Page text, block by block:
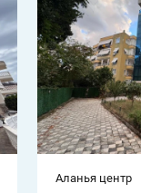
Аланья центр